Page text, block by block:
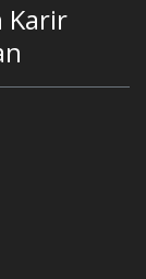
Karir